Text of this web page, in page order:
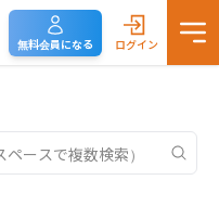
無料会員になる ログイン